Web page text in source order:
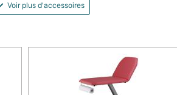
Voir plus d'accessoires